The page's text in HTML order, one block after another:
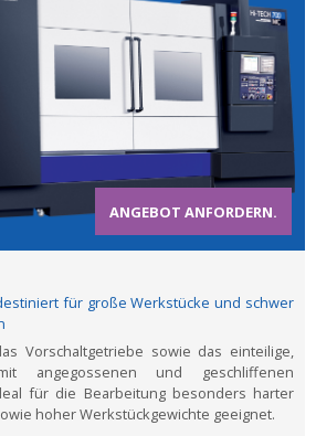
ANGEBOT ANFORDERN.
für große Werkstücke und schwer
Vorschaltgetriebe sowie das einteilige,
angegossenen und geschliffenen
für die Bearbeitung besonders harter
hoher Werkstückgewichte geeignet.